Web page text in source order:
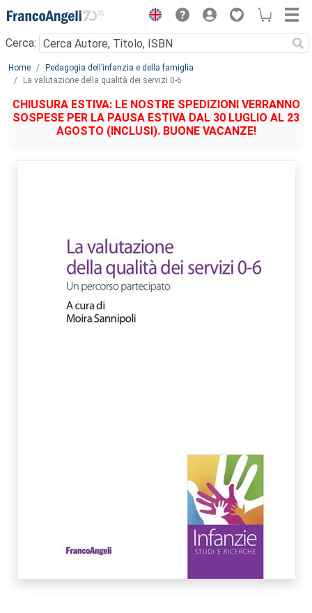
Menu
Cerca:
Main content
Home
Pedagogia dell’infanzia e della famiglia
La valutazione della qualità dei servizi 0-6
CHIUSURA ESTIVA: LE NOSTRE SPEDIZIONI VERRANNO
SOSPESE PER LA PAUSA ESTIVA DAL 30 LUGLIO AL 23
AGOSTO (INCLUSI). BUONE VACANZE!